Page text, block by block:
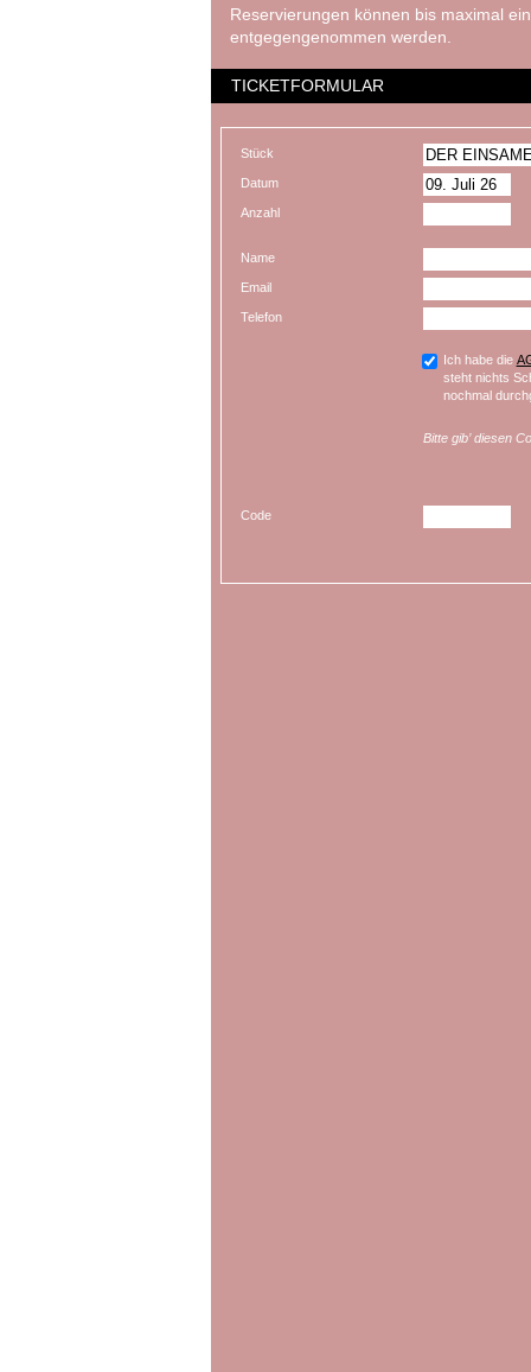
Reservierungen können bis maximal
entgegengenommen werden.
TICKETFORMULAR
Stück
Datum
Anzahl
Name
Email
Telefon
Ich habe die
steht nichts
nochmal
Bitte gib’ diesen
Code